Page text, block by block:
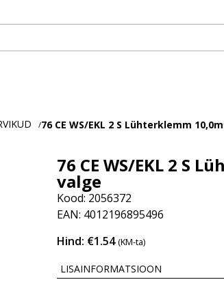
/76 CE WS/EKL 2 S Lühterklemm
76 CE WS/EKL 2 S
valge
Kood: 2056372
EAN: 4012196895496
Hind: €1.54(KM-ta)
LISAINFORMATSIOON